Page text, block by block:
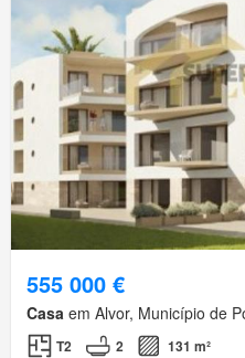
555 000 €
Casa em Alvor, Município de
T2 2 131 m²